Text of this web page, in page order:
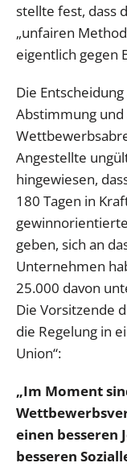
stellte fest, dass
„unfairen
eigentlich gegen
Die
Abstimmung
Angestellte
hingewiesen,
180 Tagen in
geben, sich an
Unternehmen
25.000 davon
Die Vorsitzende
die Regelung in
Union“:
„Im Moment
einen besseren
besseren